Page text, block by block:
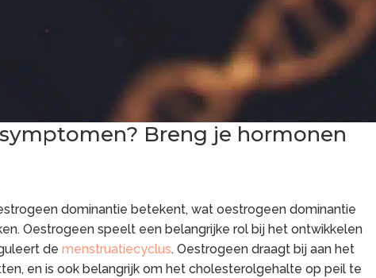
Breng je hormonen
dominantie betekent, wat oestrogeen dominantie
Oestrogeen speelt een belangrijke rol bij het ontwikkelen
demenstruatiecyclus. Oestrogeen draagt bij aan het
en is ook belangrijk om het cholesterolgehalte op peil te